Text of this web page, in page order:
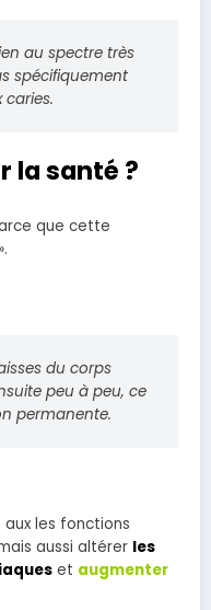
au spectre très
spécifiquement
caries.
la santé ?
que cette
du corps
peu à peu, ce
permanente.
les fonctions
aussi altérer les
et augmenter